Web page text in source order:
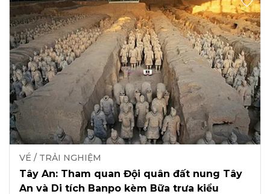
VÉ / TRẢI NGHIỆM
Tây An: Tham quan Đội quân đất nung Tây
An và Di tích Banpo kèm Bữa trưa kiểu